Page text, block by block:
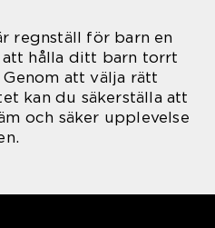
regnställ för barn en
hålla ditt barn torrt
att välja rätt
kan du säkerställa att
och säker upplevelse